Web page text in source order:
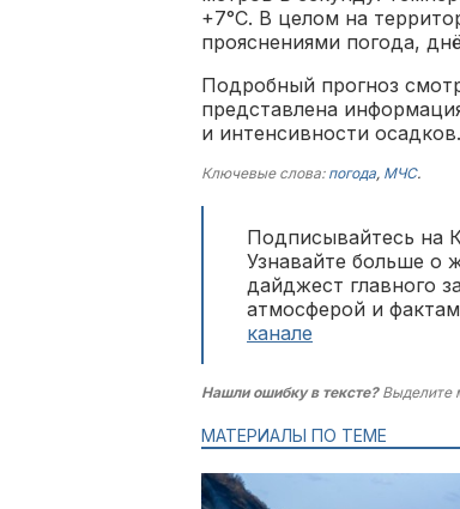
+7°С. В целом на
прояснениями погода,
Подробный прогноз
представлена
и интенсивности осадков.
Ключевые слова: погода, МЧС.
Подписывайтесь на
Узнавайте больше о
дайджест главного
атмосферой и
канале
Нашли ошибку в тексте?Выделите
МАТЕРИАЛЫ ПО ТЕМЕ